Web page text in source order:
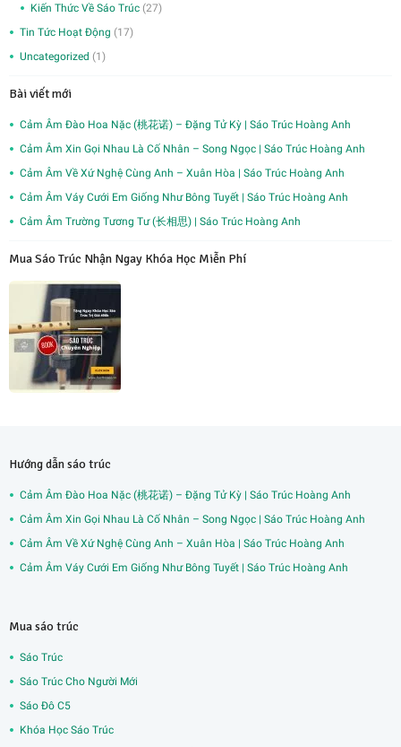
Kiến Thức Về Sáo Trúc (27)
Tin Tức Hoạt Động (17)
Uncategorized (1)
Bài viết mới
Cảm Âm Đào Hoa Nặc (桃花诺) – Đặng Tử Kỳ | Sáo Trúc Hoàng Anh
Cảm Âm Xin Gọi Nhau Là Cố Nhân – Song Ngọc | Sáo Trúc Hoàng Anh
Cảm Âm Về Xứ Nghệ Cùng Anh – Xuân Hòa | Sáo Trúc Hoàng Anh
Cảm Âm Váy Cưới Em Giống Như Bông Tuyết | Sáo Trúc Hoàng Anh
Cảm Âm Trường Tương Tư (长相思) | Sáo Trúc Hoàng Anh
Mua Sáo Trúc Nhận Ngay Khóa Học Miễn Phí
Hướng dẫn sáo trúc
Cảm Âm Đào Hoa Nặc (桃花诺) – Đặng Tử Kỳ | Sáo Trúc Hoàng Anh
Cảm Âm Xin Gọi Nhau Là Cố Nhân – Song Ngọc | Sáo Trúc Hoàng Anh
Cảm Âm Về Xứ Nghệ Cùng Anh – Xuân Hòa | Sáo Trúc Hoàng Anh
Cảm Âm Váy Cưới Em Giống Như Bông Tuyết | Sáo Trúc Hoàng Anh
Mua sáo trúc
Sáo Trúc
Sáo Trúc Cho Người Mới
Sáo Đô C5
Khóa Học Sáo Trúc